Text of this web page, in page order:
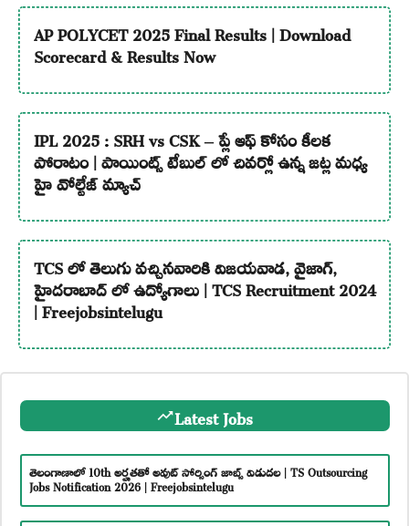
AP POLYCET 2025 Final Results | Download
Scorecard & Results Now
IPL 2025 : SRH vs CSK – ప్లే ఆఫ్ కోసం కీలక
పోరాటం | పాయింట్స్ టేబుల్ లో చివర్లో ఉన్న జట్ల మధ్య
హై వోల్టేజ్ మ్యాచ్
TCS లో తెలుగు వచ్చినవారికి విజయవాడ, వైజాగ్,
హైదరాబాద్ లో ఉద్యోగాలు | TCS Recruitment 2024
| Freejobsintelugu
Latest Jobs
తెలంగాణాలో 10th అర్హతతో అవుట్ సోర్సింగ్ జాబ్స్ విడుదల | TS Outsourcing
Jobs Notification 2026 | Freejobsintelugu